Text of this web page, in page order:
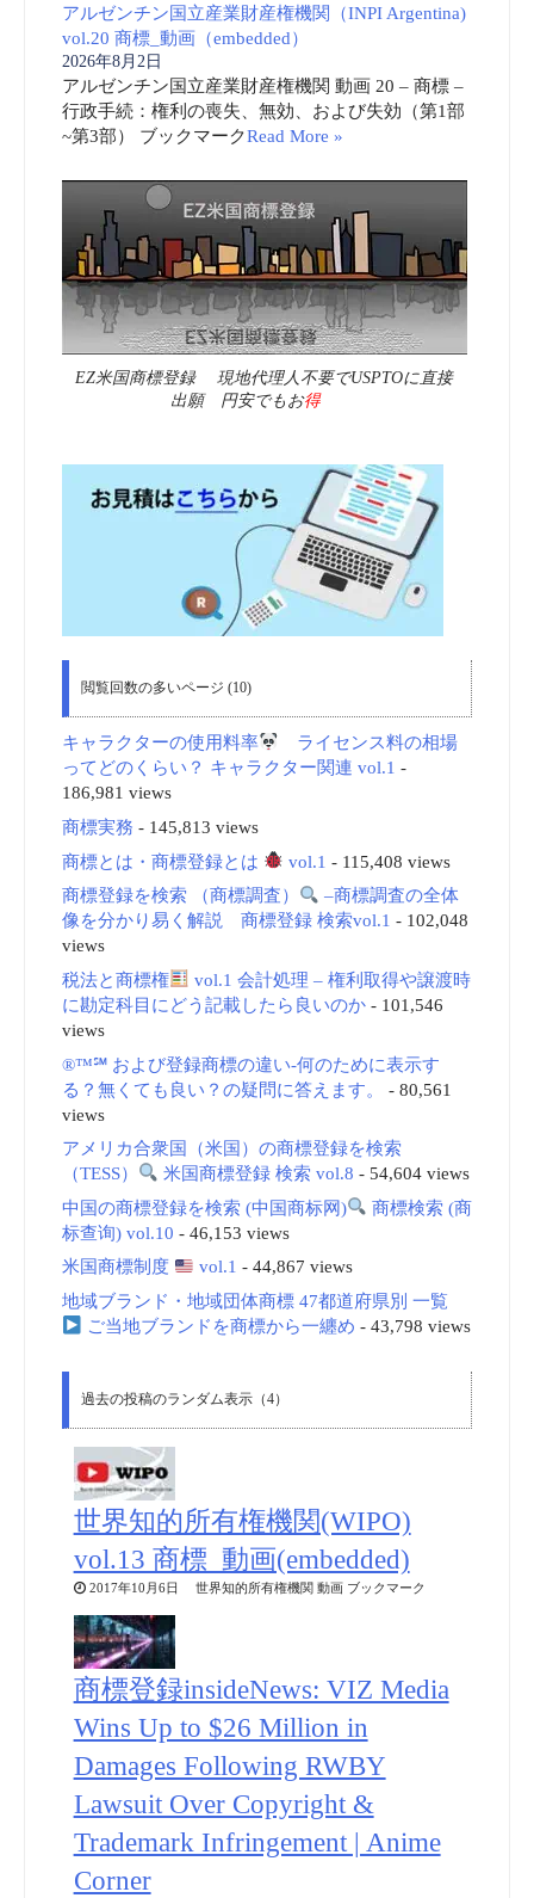
アルゼンチン国立産業財産権機関（INPI Argentina)
vol.20 商標_動画（embedded）
2026年8月2日
アルゼンチン国立産業財産権機関 動画 20 – 商標 –
行政手続：権利の喪失、無効、および失効（第1部
~第3部） ブックマークRead More »
EZ米国商標登録 現地代理人不要でUSPTOに直接
出願 円安でもお得
閲覧回数の多いページ (10)
キャラクターの使用料率
ライセンス料の相場
ってどのくらい？ キャラクター関連 vol.1 -
186,981 views
商標実務 - 145,813 views
商標とは・商標登録とは
vol.1 - 115,408 views
商標登録を検索 （商標調査）
–商標調査の全体
像を分かり易く解説 商標登録 検索vol.1 - 102,048
views
税法と商標権
vol.1 会計処理 – 権利取得や譲渡時
に勘定科目にどう記載したら良いのか- 101,546
views
®™℠ および登録商標の違い-何のために表示す
る？無くても良い？の疑問に答えます。
- 80,561
views
アメリカ合衆国（米国）の商標登録を検索
（TESS）
米国商標登録 検索 vol.8 - 54,604 views
中国の商標登録を検索 (中国商标网)
商標検索 (商
标查询) vol.10 - 46,153 views
米国商標制度
vol.1 - 44,867 views
地域ブランド・地域団体商標 47都道府県別 一覧
ご当地ブランドを商標から一纏め - 43,798 views
過去の投稿のランダム表示（4）
世界知的所有権機関(WIPO)
vol.13 商標_動画(embedded)
2017年10月6日 世界知的所有権機関 動画 ブックマーク
商標登録insideNews: VIZ Media
Wins Up to $26 Million in
Damages Following RWBY
Lawsuit Over Copyright &
Trademark Infringement | Anime
Corner